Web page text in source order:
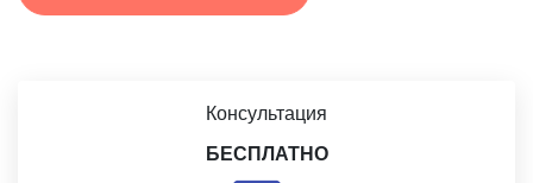
Консультация
БЕСПЛАТНО